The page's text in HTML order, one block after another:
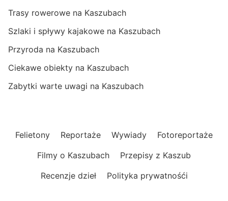
Trasy rowerowe na Kaszubach
Szlaki i spływy kajakowe na Kaszubach
Przyroda na Kaszubach
Ciekawe obiekty na Kaszubach
Zabytki warte uwagi na Kaszubach
Felietony Reportaże Wywiady
Fotoreportaże
Filmy o Kaszubach
Przepisy z Kaszub
Recenzje dzieł
Polityka prywatnośći